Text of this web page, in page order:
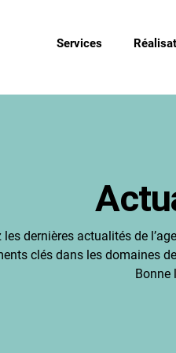
Services
les dernières actualités de
clés dans les domaines
Bonne